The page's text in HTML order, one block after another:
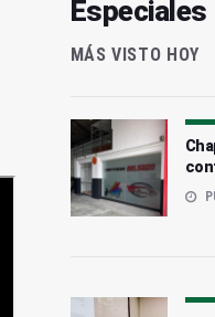
Especiales
MÁS VISTO HOY